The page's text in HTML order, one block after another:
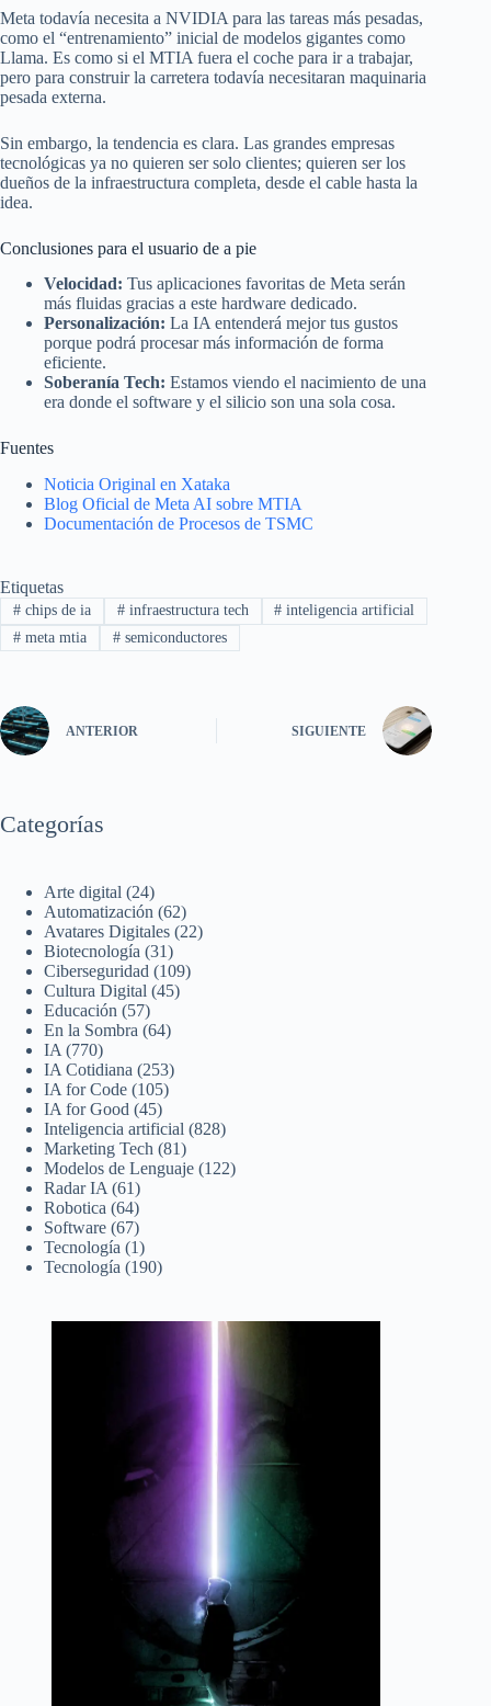
Meta todavía necesita a NVIDIA para las tareas más pesadas,
como el “entrenamiento” inicial de modelos gigantes como
Llama. Es como si el MTIA fuera el coche para ir a trabajar,
pero para construir la carretera todavía necesitaran maquinaria
pesada externa.
Sin embargo, la tendencia es clara. Las grandes empresas
tecnológicas ya no quieren ser solo clientes; quieren ser los
dueños de la infraestructura completa, desde el cable hasta la
idea.
Conclusiones para el usuario de a pie
Velocidad: Tus aplicaciones favoritas de Meta serán
más fluidas gracias a este hardware dedicado.
Personalización: La IA entenderá mejor tus gustos
porque podrá procesar más información de forma
eficiente.
Soberanía Tech: Estamos viendo el nacimiento de una
era donde el software y el silicio son una sola cosa.
Fuentes
Noticia Original en Xataka
Blog Oficial de Meta AI sobre MTIA
Documentación de Procesos de TSMC
Etiquetas
#chips de ia #infraestructura tech # inteligencia artificial
#meta mtia #semiconductores
ANTERIOR SIGUIENTE
Categorías
Arte digital (24)
Automatización (62)
Avatares Digitales (22)
Biotecnología (31)
Ciberseguridad (109)
Cultura Digital (45)
Educación (57)
En la Sombra (64)
IA (770)
IA Cotidiana (253)
IA for Code (105)
IA for Good (45)
Inteligencia artificial (828)
Marketing Tech (81)
Modelos de Lenguaje (122)
Radar IA (61)
Robotica (64)
Software (67)
Tecnología (1)
Tecnología (190)